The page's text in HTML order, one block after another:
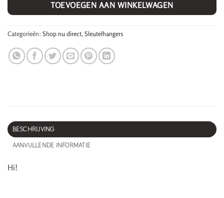
TOEVOEGEN AAN WINKELWAGEN
Categorieën: Shop nu direct, Sleutelhangers
BESCHRIJVING
AANVULLENDE INFORMATIE
Hi!